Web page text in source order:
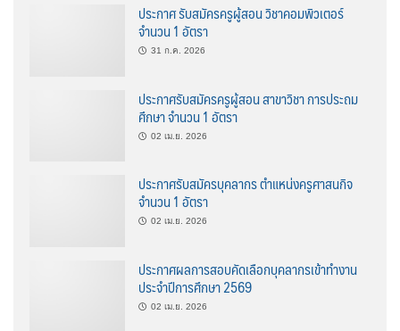
ประกาศ รับสมัครครูผู้สอน วิชาคอมพิวเตอร์
จำนวน 1 อัตรา
31 ก.ค. 2026
ประกาศรับสมัครครูผู้สอน สาขาวิชา การประถม
ศึกษา จำนวน 1 อัตรา
02 เม.ย. 2026
ประกาศรับสมัครบุคลากร ตำแหน่งครูศาสนกิจ
จำนวน 1 อัตรา
02 เม.ย. 2026
ประกาศผลการสอบคัดเลือกบุคลากรเข้าทำงาน
ประจำปีการศึกษา 2569
02 เม.ย. 2026